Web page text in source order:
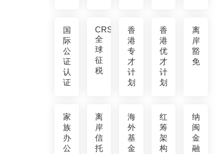
国
际
公
证
认
证
CRS
全
球
征
税
香
港
专
才
计
划
香
港
优
才
计
划
离
岸
豁
免
家
族
办
公
离
岸
信
托
海
外
基
金
红
筹
架
构
纳
闽
金
融